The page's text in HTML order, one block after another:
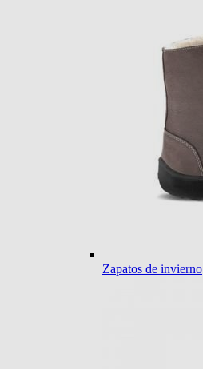
Zapatos de invierno